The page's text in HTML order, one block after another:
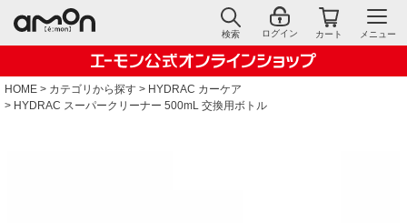
検索 ログイン カート メニュー
HOME カテゴリから探す
HYDRAC カーケア
HYDRAC スーパークリーナー 500mL 交換用ボトル